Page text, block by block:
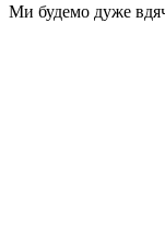
Ми будемо дуже